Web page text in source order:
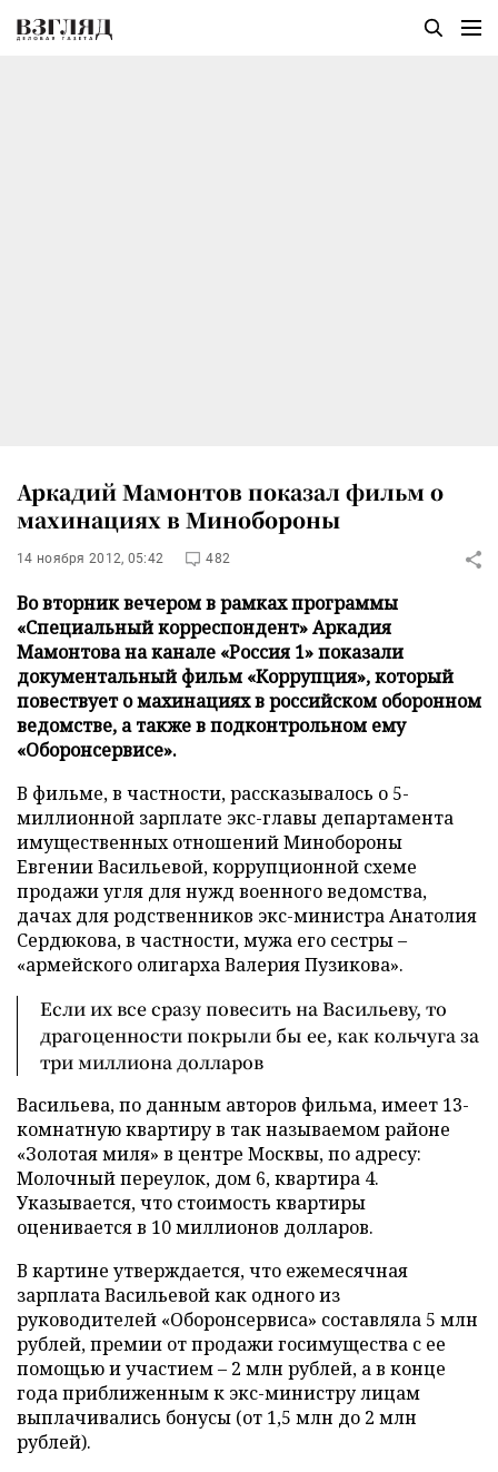
Аркадий Мамонтов показал фильм о
махинациях в Минобороны
14 ноября 2012, 05:42 482
Во вторник вечером в рамках программы
«Специальный корреспондент» Аркадия
Мамонтова на канале «Россия 1» показали
документальный фильм «Коррупция», который
повествует о махинациях в российском оборонном
ведомстве, а также в подконтрольном ему
«Оборонсервисе».
В фильме, в частности, рассказывалось о 5-
миллионной зарплате экс-главы департамента
имущественных отношений Минобороны
Евгении Васильевой, коррупционной схеме
продажи угля для нужд военного ведомства,
дачах для родственников экс-министра Анатолия
Сердюкова, в частности, мужа его сестры –
«армейского олигарха Валерия Пузикова».
Если их все сразу повесить на Васильеву, то
драгоценности покрыли бы ее, как кольчуга за
три миллиона долларов
Васильева, по данным авторов фильма, имеет 13-
комнатную квартиру в так называемом районе
«Золотая миля» в центре Москвы, по адресу:
Молочный переулок, дом 6, квартира 4.
Указывается, что стоимость квартиры
оценивается в 10 миллионов долларов.
В картине утверждается, что ежемесячная
зарплата Васильевой как одного из
руководителей «Оборонсервиса» составляла 5 млн
рублей, премии от продажи госимущества с ее
помощью и участием – 2 млн рублей, а в конце
года приближенным к экс-министру лицам
выплачивались бонусы (от 1,5 млн до 2 млн
рублей).